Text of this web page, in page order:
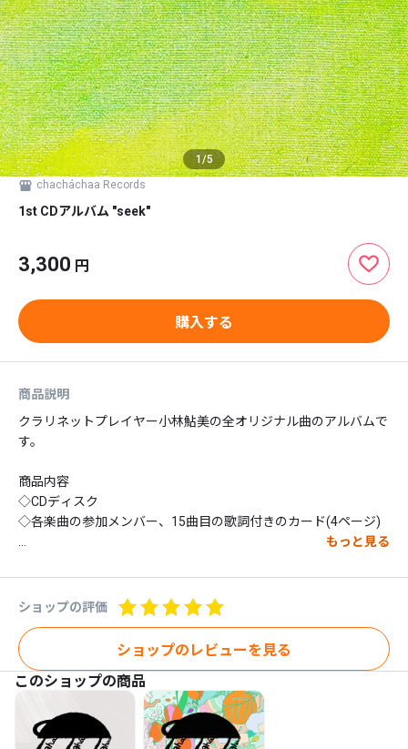
1/5
chacháchaa Records
1st CDアルバム "seek"
3,300 円
購入する
商品説明
クラリネットプレイヤー小林鮎美の全オリジナル曲のアルバムで
す。
商品内容
◇CDディスク
◇各楽曲の参加メンバー、15曲目の歌詞付きのカード(4ページ)
◇アルバム ¥3000(+税¥300)
◇All songs composed by Ayumi Kobayashi
01 夢みる孔雀
03 青葉の果
04 琥珀になるまで
もっと見る
ショップの評価
ショップのレビューを見る
このショップの商品